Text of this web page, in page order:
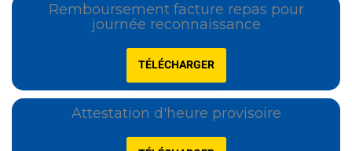
Remboursement facture repas pour
journée reconnaissance
TÉLÉCHARGER
Attestation d'heure provisoire